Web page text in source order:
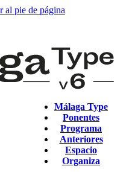
al pie de página
Málaga Type
Ponentes
Programa
Anteriores
Espacio
Organiza